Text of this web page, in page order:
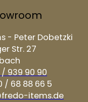
- Peter Dobetzki
Str. 27
/ 939 90 90
/ 68 88 66 5
items.de